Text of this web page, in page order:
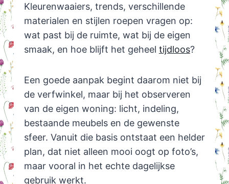
Kleurenwaaiers, trends, verschillende
materialen en stijlen roepen vragen op:
wat past bij de ruimte, wat bij de eigen
smaak, en hoe blijft het geheel tijdloos?
Een goede aanpak begint daarom niet bij
de verfwinkel, maar bij het observeren
van de eigen woning: licht, indeling,
bestaande meubels en de gewenste
sfeer. Vanuit die basis ontstaat een helder
plan, dat niet alleen mooi oogt op foto’s,
maar vooral in het echte dagelijkse
gebruik werkt.